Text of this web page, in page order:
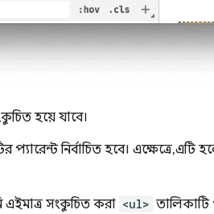
হয়ে যাবে।
প্যারেন্ট নির্বাচিত হবে। এক্ষেত্রে, এটি
এইমাত্র সংকুচিত করা <ul> তালিকাটি